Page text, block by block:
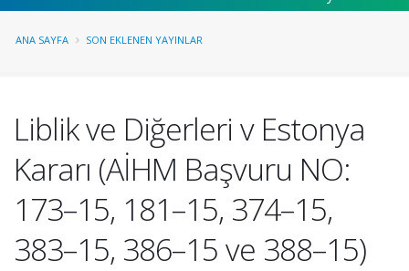
ANA SAYFA SON EKLENEN YAYINLAR
Liblik ve Diğerleri v Estonya
Kararı (AİHM Başvuru NO:
173–15, 181–15, 374–15,
383–15, 386–15 ve 388–15)